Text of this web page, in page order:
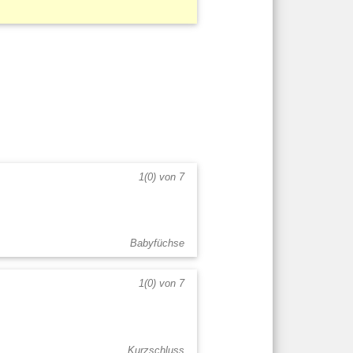
1(0) von 7
Babyfüchse
1(0) von 7
Kurzschluss